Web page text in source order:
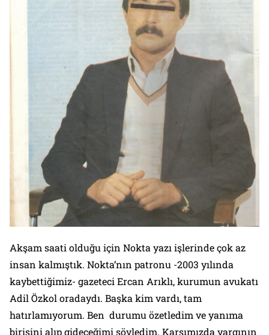
Akşam saati olduğu için Nokta yazı işlerinde çok az
insan kalmıştık. Nokta’nın patronu -2003 yılında
kaybettiğimiz- gazeteci Ercan Arıklı, kurumun avukatı
Adil Özkol oradaydı. Başka kim vardı, tam
hatırlamıyorum. Ben durumu özetledim ve yanıma
birisini alıp gideceğimi söyledim. Karşımızda yargının